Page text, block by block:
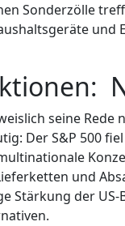
Sonderzölle
und
seine Rede
Der S&P 500
und
Stärkung der